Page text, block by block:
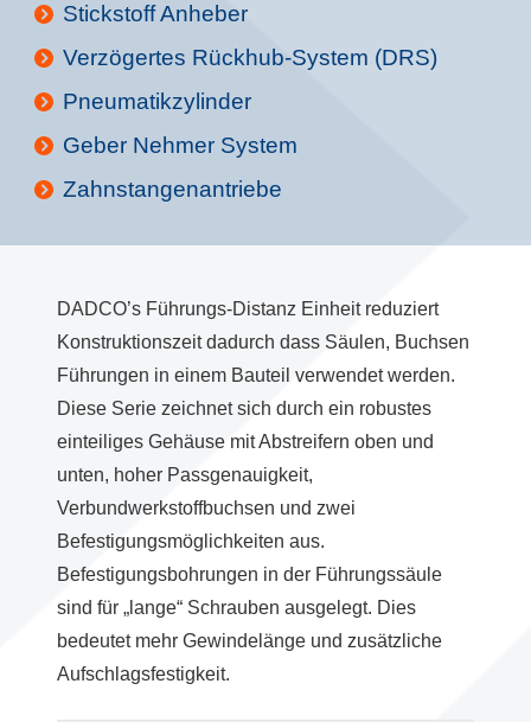
Stickstoff Anheber
Verzögertes Rückhub-System (DRS)
Pneumatikzylinder
Geber Nehmer System
Zahnstangenantriebe
DADCO’s Führungs-Distanz Einheit reduziert
Konstruktionszeit dadurch dass Säulen, Buchsen
Führungen in einem Bauteil verwendet werden.
Diese Serie zeichnet sich durch ein robustes
einteiliges Gehäuse mit Abstreifern oben und
unten, hoher Passgenauigkeit,
Verbundwerkstoffbuchsen und zwei
Befestigungsmöglichkeiten aus.
Befestigungsbohrungen in der Führungssäule
sind für „lange“ Schrauben ausgelegt. Dies
bedeutet mehr Gewindelänge und zusätzliche
Aufschlagsfestigkeit.